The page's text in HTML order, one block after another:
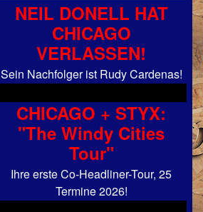
NEIL DONELL HAT
CHICAGO
VERLASSEN!
Sein Nachfolger ist Rudy Cardenas!
CHICAGO + STYX:
"The Windy Cities
Tour"
Ihre erste Co-Headliner-Tour, 25
Termine 2026!